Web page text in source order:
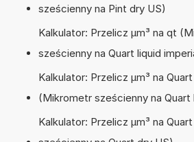
sześcienny na Pint dry US)
Kalkulator: Przelicz µm³ na qt
sześcienny na Quart liquid
Kalkulator: Przelicz µm³ na
(Mikrometr sześcienny na Quart
Kalkulator: Przelicz µm³ na